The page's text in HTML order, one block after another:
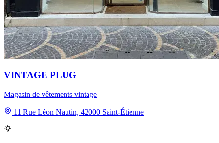
VINTAGE PLUG
Magasin de vêtements vintage
11 Rue Léon Nautin, 42000 Saint-Étienne